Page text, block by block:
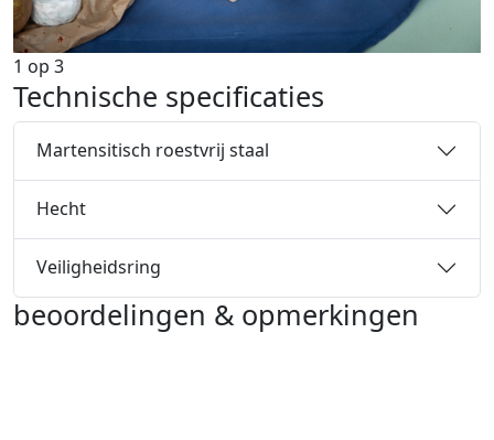
1 op 3
Technische specificaties
Martensitisch roestvrij staal
Hecht
Veiligheidsring
beoordelingen & opmerkingen